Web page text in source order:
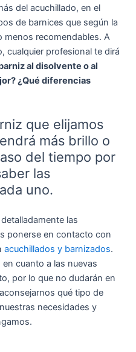
del acuchillado, en el
de barnices que según la
menos recomendables. A
cualquier profesional te dirá
al disolvente o al
¿Qué diferencias
que elijamos
más brillo o
del tiempo por
las
uno.
las
ponerse en contacto con
acuchillados y barnizados.
cuanto a las nuevas
por lo que no dudarán en
qué tipo de
necesidades y